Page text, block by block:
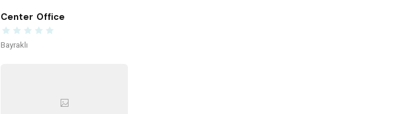
Center Office
Bayraklı